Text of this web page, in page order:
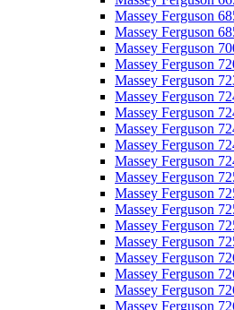
Massey Ferguson
Massey Ferguson
Massey Ferguson
Massey Ferguson
Massey Ferguson
Massey Ferguson
Massey Ferguson
Massey Ferguson
Massey Ferguson
Massey Ferguson
Massey Ferguson
Massey Ferguson
Massey Ferguson
Massey Ferguson
Massey Ferguson
Massey Ferguson
Massey Ferguson
Massey Ferguson
Massey Ferguson